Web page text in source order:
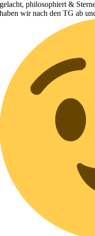
gelacht, philosophiert &
haben wir nach den TG ab